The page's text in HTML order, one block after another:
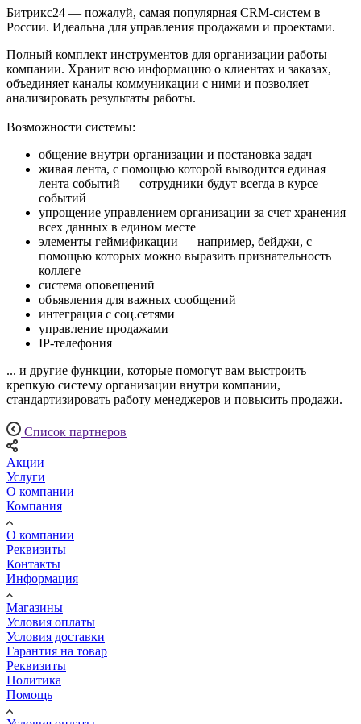
Битрикс24 — пожалуй, самая популярная CRM-систем в
России. Идеальна для управления продажами и проектами.
Полный комплект инструментов для организации работы
компании. Хранит всю информацию о клиентах и заказах,
объединяет каналы коммуникации с ними и позволяет
анализировать результаты работы.
Возможности системы:
общение внутри организации и постановка задач
живая лента, с помощью которой выводится единая
лента событий — сотрудники будут всегда в курсе
событий
упрощение управлением организации за счет хранения
всех данных в едином месте
элементы геймификации — например, бейджи, с
помощью которых можно выразить признательность
коллеге
система оповещений
объявления для важных сообщений
интеграция с соц.сетями
управление продажами
IP-телефония
... и другие функции, которые помогут вам выстроить
крепкую систему организации внутри компании,
стандартизировать работу менеджеров и повысить продажи.
Список партнеров
Акции
Услуги
О компании
Компания
О компании
Реквизиты
Контакты
Информация
Магазины
Условия оплаты
Условия доставки
Гарантия на товар
Реквизиты
Политика
Помощь